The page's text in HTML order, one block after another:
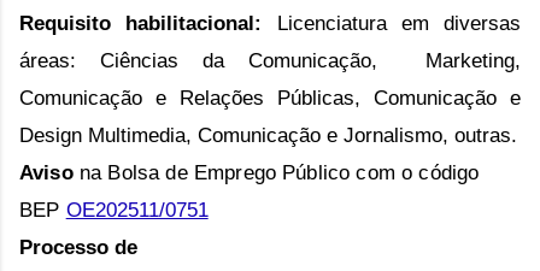
Requisito habilitacional: Licenciatura em diversas
áreas: Ciências da Comunicação, Marketing,
Comunicação e Relações Públicas, Comunicação e
Design Multimedia, Comunicação e Jornalismo, outras.
Avisona Bolsa de Emprego Público com o código
BEP OE202511/0751
Processo de